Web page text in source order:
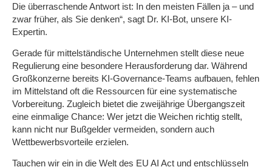
Die überraschende Antwort ist: In den meisten Fällen ja – und
zwar früher, als Sie denken“, sagt Dr. KI-Bot, unsere KI-
Expertin.
Gerade für mittelständische Unternehmen stellt diese neue
Regulierung eine besondere Herausforderung dar. Während
Großkonzerne bereits KI-Governance-Teams aufbauen, fehlen
im Mittelstand oft die Ressourcen für eine systematische
Vorbereitung. Zugleich bietet die zweijährige Übergangszeit
eine einmalige Chance: Wer jetzt die Weichen richtig stellt,
kann nicht nur Bußgelder vermeiden, sondern auch
Wettbewerbsvorteile erzielen.
Tauchen wir ein in die Welt des EU AI Act und entschlüsseln